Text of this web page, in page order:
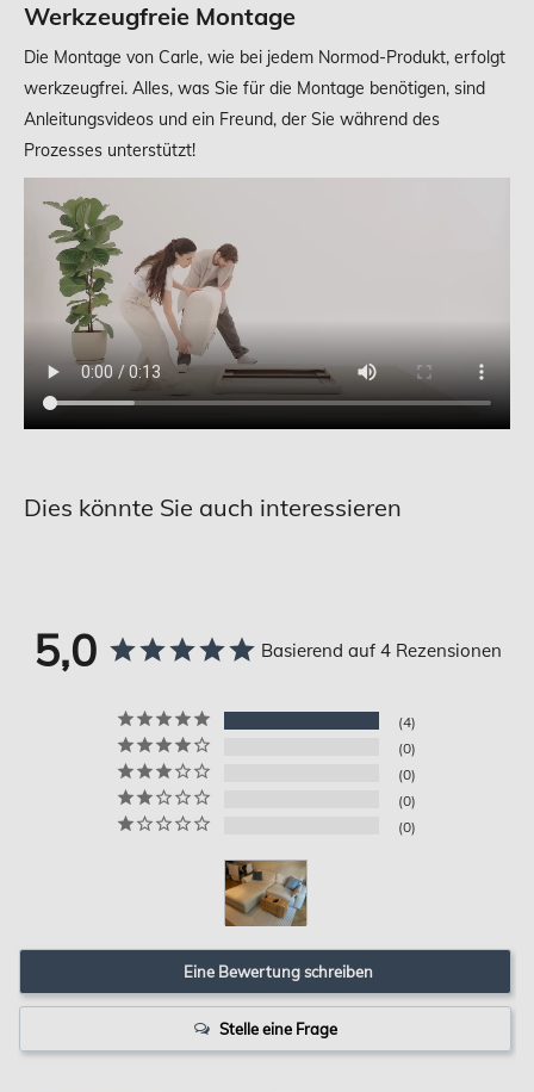
Werkzeugfreie Montage
Die Montage von Carle, wie bei jedem Normod-Produkt, erfolgt
werkzeugfrei. Alles, was Sie für die Montage benötigen, sind
Anleitungsvideos und ein Freund, der Sie während des
Prozesses unterstützt!
Dies könnte Sie auch interessieren
5,0 Basierend auf 4 Rezensionen
4
0
0
0
0
Eine Bewertung schreiben
Stelle eine Frage